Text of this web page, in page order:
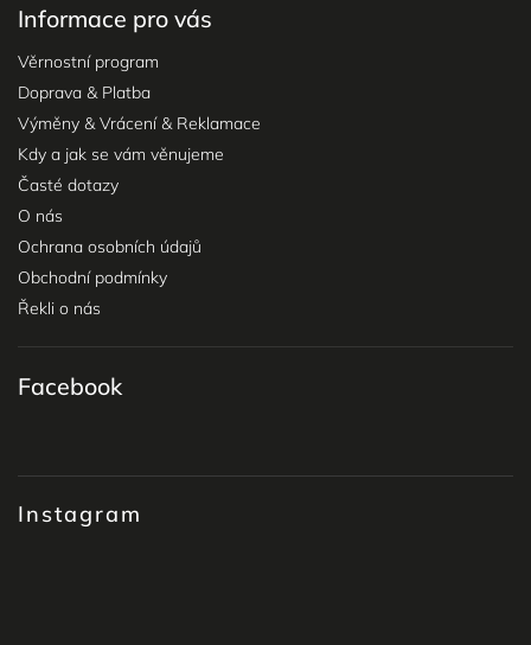
Informace pro vás
Věrnostní program
Doprava & Platba
Výměny & Vrácení & Reklamace
Kdy a jak se vám věnujeme
Časté dotazy
O nás
Ochrana osobních údajů
Obchodní podmínky
Řekli o nás
Instagram
Facebook